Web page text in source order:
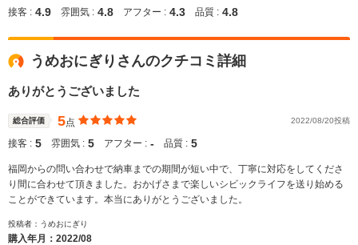
接客 : 4.9 雰囲気 : 4.8 アフター : 4.3 品質 : 4.8
うめおにぎりさんのクチコミ詳細
ありがとうございました
総合評価 5点 2022/08/20投稿
接客 : 5 雰囲気 : 5 アフター : ‐ 品質 : 5
福岡からの問い合わせで納車までの期間が短い中で、丁寧に対応をしてくださ
り間に合わせて頂きました。おかげさまで楽しいシビックライフを送り始める
ことができています。本当にありがとうございました。
投稿者：うめおにぎり
購入年月： 2022/08